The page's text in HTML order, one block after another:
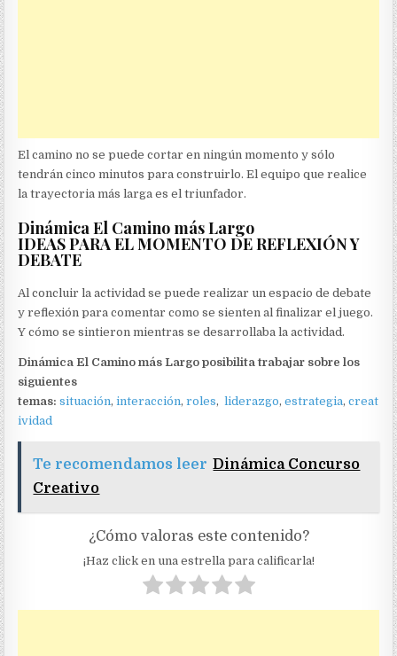
El camino no se puede cortar en ningún momento y sólo
tendrán cinco minutos para construirlo. El equipo que realice
la trayectoria más larga es el triunfador.
Dinámica El Camino más Largo
IDEAS PARA EL MOMENTO DE REFLEXIÓN Y
DEBATE
Al concluir la actividad se puede realizar un espacio de debate
y reflexión para comentar como se sienten al finalizar el juego.
Y cómo se sintieron mientras se desarrollaba la actividad.
Dinámica El Camino más Largo posibilita trabajar sobre los
siguientes
temas:situación,interacción,roles,liderazgo,estrategia,creat
ividad
Te recomendamos leer Dinámica Concurso
Creativo
¿Cómo valoras este contenido?
¡Haz click en una estrella para calificarla!